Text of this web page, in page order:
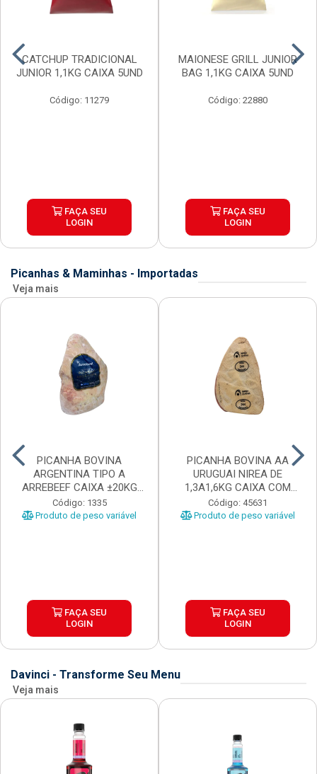
CATCHUP TRADICIONAL
JUNIOR 1,1KG CAIXA 5UND
Código: 11279
FAÇA SEU
LOGIN
MAIONESE GRILL JUNIOR
BAG 1,1KG CAIXA 5UND
Código: 22880
FAÇA SEU
LOGIN
Picanhas & Maminhas - Importadas
Veja mais
PICANHA BOVINA
ARGENTINA TIPO A
ARREBEEF CAIXA ±20KG
PEÇAS 1...
Código: 1335
Produto de peso variável
FAÇA SEU
LOGIN
PICANHA BOVINA AA
URUGUAI NIREA DE
1,3A1,6KG CAIXA COM
±15KG
Código: 45631
Produto de peso variável
FAÇA SEU
LOGIN
Davinci - Transforme Seu Menu
Veja mais